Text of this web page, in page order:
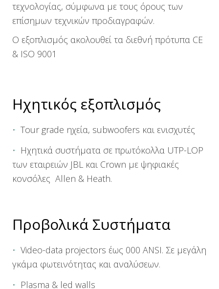
τεχνολογίας, σύμφωνα με τους όρους των
επίσημων τεχνικών προδιαγραφών.
Ο εξοπλισμός ακολουθεί τα διεθνή πρότυπα CE
& ISO 9001
Ηχητικός εξοπλισμός
Tour grade ηχεία, subwoofers και ενισχυτές
Ηχητικά συστήματα σε πρωτόκολλα UTP-LOP
των εταιρειών JBL και Crown με ψηφιακές
κονσόλες Allen & Heath.
Προβολικά Συστήματα
Video-data projectors έως 000 ANSI. Σε μεγάλη
γκάμα φωτεινότητας και αναλύσεων.
Plasma & led walls